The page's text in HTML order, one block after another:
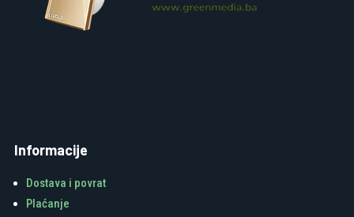
Informacije
Dostava i povrat
Plaćanje